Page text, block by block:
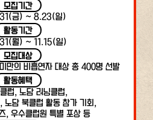
모집기간
금) ~ 8.23(일)
활동기간
월) ~ 11.15(일)
모집대상
만의 비흡연자 대상 총 400명 선발
활동혜택
럽, 노담 러닝클럽,
노담 북클럽 활동 참가 기회,
, 우수클럽원 특별 포상 등